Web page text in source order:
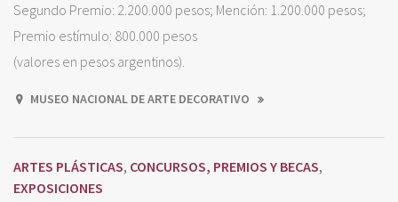
Segundo Premio: 2.200.000 pesos; Mención: 1.200.000 pesos;
Premio estímulo: 800.000 pesos
(valores en pesos argentinos).
MUSEO NACIONAL DE ARTE DECORATIVO
ARTES PLÁSTICAS, CONCURSOS, PREMIOS Y BECAS,
EXPOSICIONES